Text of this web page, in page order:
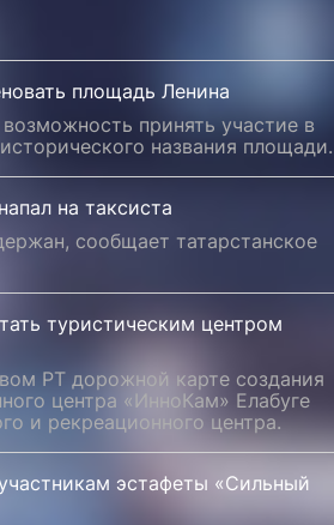
площадь Ленина
принять участие в
названия площади.
на таксиста
сообщает татарстанское
туристическим центром
РТ дорожной карте создания
центра «ИнноКам» Елабуге
и рекреационного центра.
эстафеты «Сильный